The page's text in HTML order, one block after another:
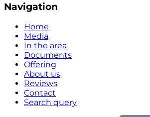
Navigation
Home
Media
In the area
Documents
Offering
About us
Reviews
Contact
Search query